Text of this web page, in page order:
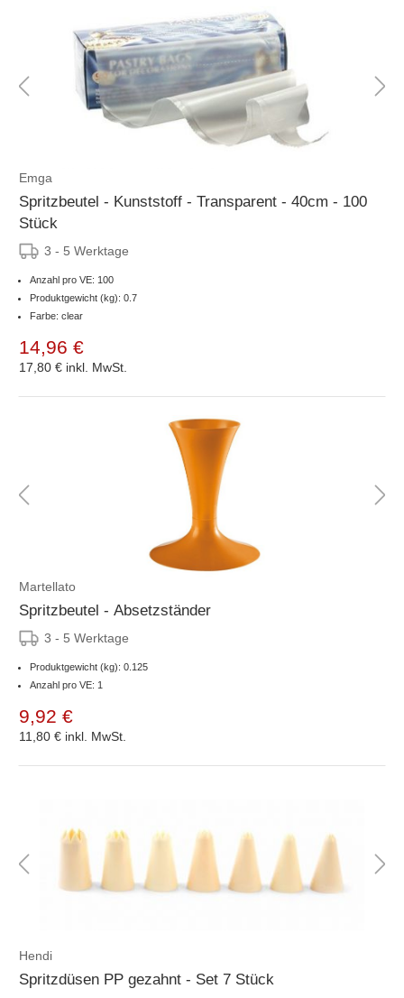
Emga
Spritzbeutel - Kunststoff - Transparent - 40cm - 100
Stück
3 - 5 Werktage
Anzahl pro VE: 100
Produktgewicht (kg): 0.7
Farbe: clear
14,96 €
17,80 € inkl. MwSt.
Martellato
Spritzbeutel - Absetzständer
3 - 5 Werktage
Produktgewicht (kg): 0.125
Anzahl pro VE: 1
9,92 €
11,80 € inkl. MwSt.
Hendi
Spritzdüsen PP gezahnt - Set 7 Stück